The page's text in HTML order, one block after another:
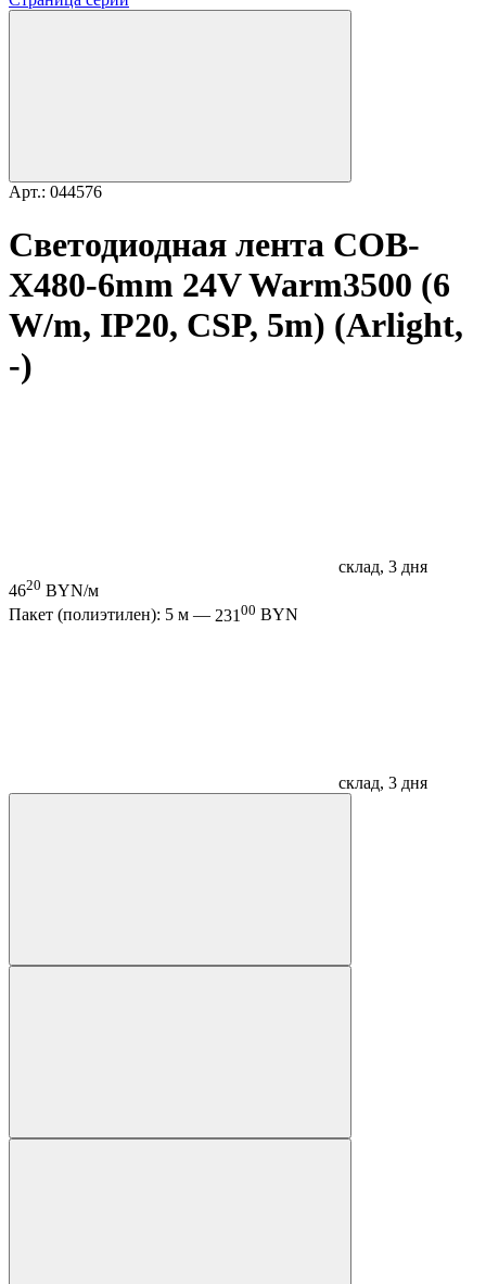
Арт.: 044576
Светодиодная лента COB-
X480-6mm 24V Warm3500 (6
W/m, IP20, CSP, 5m) (Arlight,
-)
склад, 3 дня
4620 BYN/м
Пакет (полиэтилен): 5 м — 231 00 BYN
склад, 3 дня